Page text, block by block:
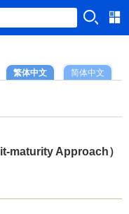
简体中文
繁体中文
maturity Approach）